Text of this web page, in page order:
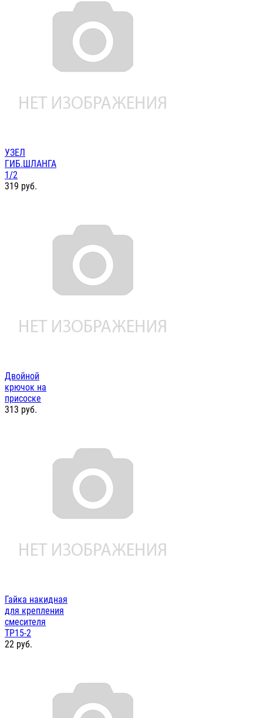
УЗЕЛ
ГИБ.ШЛАНГА
1/2
319 руб.
Двойной
крючок на
присоске
313 руб.
Гайка накидная
для крепления
смесителя
ТР15-2
22 руб.